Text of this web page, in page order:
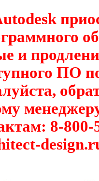
и
ПО
8-800-